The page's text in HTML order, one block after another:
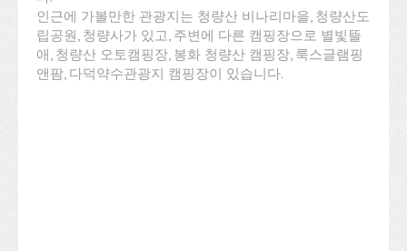
인근에 가볼만한 관광지는 청량산 비나리마을, 청량산도
립공원, 청량사가 있고, 주변에 다른 캠핑장으로 별빛뜰
애, 청량산 오토캠핑장, 봉화 청량산 캠핑장, 룩스글램핑
앤팜, 다덕약수관광지 캠핑장이 있습니다.